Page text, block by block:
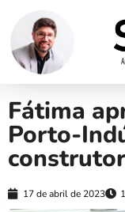
Fátima
Porto-
17 de abril de 2023